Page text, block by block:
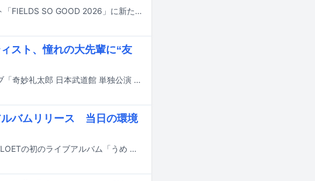
9月20、21日に長野・八ヶ岳農業大学校で開催される音楽イベント「FIELDS SO GOOD 2026」に新たな出演アーティストが追加された。
スト、憧れの大先輩に“友
奇妙礼太郎にとって初となる東京・日本武道館でのワンマンライブ「奇妙礼太郎 日本武道館 単独公演 “1976”」が7月3日に開催された。
ルバムリリース 当日の環境
和田彩花（Vo）らによるオルタナティブアンビエントバンド・LOLOETの初のライブアルバム「うめ かおった ころ」が、7月8日に配信リリースされる。